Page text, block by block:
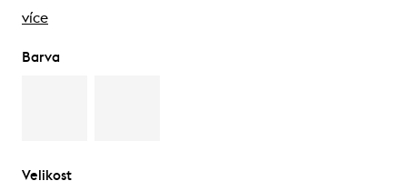
více
Barva
Velikost